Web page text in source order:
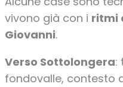
vivono già con i ritmi
Giovanni.
Verso Sottolongera:
fondovalle, contesto